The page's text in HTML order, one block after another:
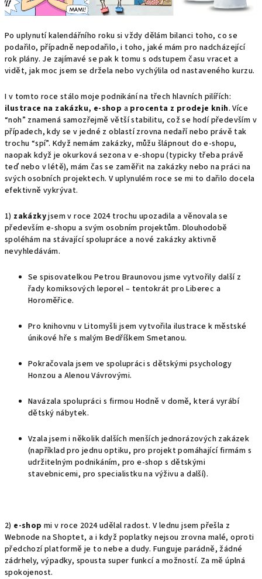
Po uplynutí kalendářního roku si vždy dělám bilanci toho, co se
podařilo, případně nepodařilo, i toho, jaké mám pro nadcházející
rok plány. Je zajímavé se pak k tomu s odstupem času vracet a
vidět, jak moc jsem se držela nebo vychýlila od nastaveného kurzu.
I v tomto roce stálo moje podnikání na třech hlavních pilířích:
ilustrace na zakázku, e-shop a procenta z prodeje knih. Více
“noh” znamená samozřejmě větší stabilitu, což se hodí především v
případech, kdy se v jedné z oblastí zrovna nedaří nebo právě tak
trochu “spí”. Když nemám zakázky, můžu šlápnout do e-shopu,
naopak když je okurková sezona v e-shopu (typicky třeba právě
teď nebo v létě), mám čas se zaměřit na zakázky nebo na práci na
svých osobních projektech. V uplynulém roce se mi to dařilo docela
efektivně vykrývat.
1) zakázkyjsem v roce 2024 trochu upozadila a věnovala se
především e-shopu a svým osobním projektům. Dlouhodobě
spoléhám na stávající spolupráce a nové zakázky aktivně
nevyhledávám.
Se spisovatelkou Petrou Braunovou jsme vytvořily další z
řady komiksových leporel – tentokrát pro Liberec a
Horoměřice.
Pro knihovnu v Litomyšli jsem vytvořila ilustrace k městské
únikové hře s malým Bedříškem Smetanou.
Pokračovala jsem ve spolupráci s dětskými psychology
Honzou a Alenou Vávrovými.
Navázala spolupráci s firmou Hodně v domě, která vyrábí
dětský nábytek.
Vzala jsem i několik dalších menších jednorázových zakázek
(například pro jednu optiku, pro projekt pomáhající firmám s
udržitelným podnikáním, pro e-shop s dětskými
stavebnicemi, pro specialistku na výživu a další).
2) e-shop mi v roce 2024 udělal radost. V lednu jsem přešla z
Webnode na Shoptet, a i když poplatky nejsou zrovna malé, oproti
předchozí platformě je to nebe a dudy. Funguje parádně, žádné
zádrhely, výpadky, spousta super funkcí a možností. Za mě úplná
spokojenost.